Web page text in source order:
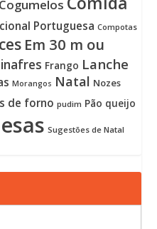
Cogumelos
Portuguesa Compotas
Em 30 m ou
Frango Lanche
Morangos Natal Nozes
de forno pudim Pão queijo
Sugestões de Natal